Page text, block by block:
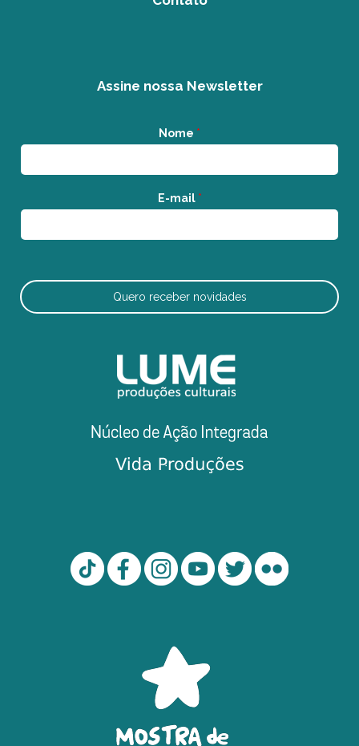
Assine nossa Newsletter
Nome *
E-mail *
Quero receber novidades